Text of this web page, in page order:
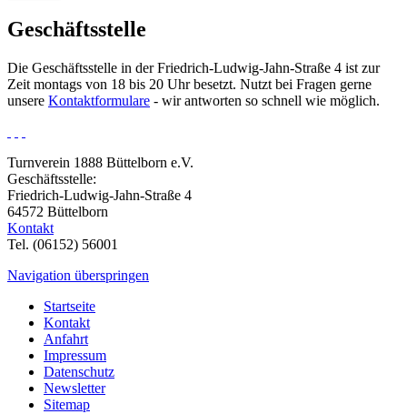
Geschäftsstelle
Die Geschäftsstelle in der Friedrich-Ludwig-Jahn-Straße 4 ist zur
Zeit montags von 18 bis 20 Uhr besetzt. Nutzt bei Fragen gerne
unsere Kontaktformulare - wir antworten so schnell wie möglich.
Turnverein 1888 Büttelborn e.V.
Geschäftsstelle:
Friedrich-Ludwig-Jahn-Straße 4
64572 Büttelborn
Kontakt
Tel. (06152) 56001
Navigation überspringen
Startseite
Kontakt
Anfahrt
Impressum
Datenschutz
Newsletter
Sitemap